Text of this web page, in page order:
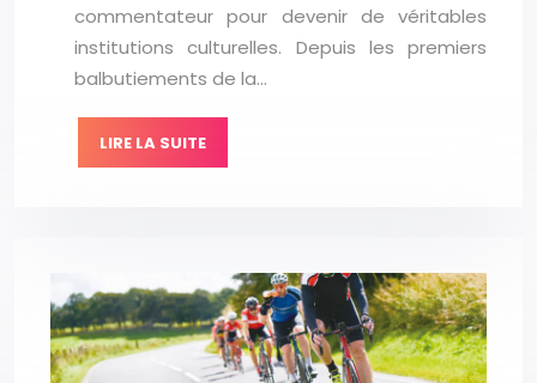
commentateur pour devenir de véritables
institutions culturelles. Depuis les premiers
balbutiements de la…
LIRE LA SUITE